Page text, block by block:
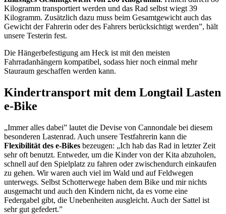
Kilogramm transportiert werden und das Rad selbst wiegt 39
Kilogramm. Zusätzlich dazu muss beim Gesamtgewicht auch das
Gewicht der Fahrerin oder des Fahrers berücksichtigt werden”, hält
unsere Testerin fest.
Die Hängerbefestigung am Heck ist mit den meisten
Fahrradanhängern kompatibel, sodass hier noch einmal mehr
Stauraum geschaffen werden kann.
Kindertransport mit dem Longtail Lasten
e-Bike
„Immer alles dabei” lautet die Devise von Cannondale bei diesem
besonderen Lastenrad. Auch unsere Testfahrerin kann die
Flexibilität des e-Bikes bezeugen: „Ich hab das Rad in letzter Zeit
sehr oft benutzt. Entweder, um die Kinder von der Kita abzuholen,
schnell auf den Spielplatz zu fahren oder zwischendurch einkaufen
zu gehen. Wir waren auch viel im Wald und auf Feldwegen
unterwegs. Selbst Schotterwege haben dem Bike und mir nichts
ausgemacht und auch den Kindern nicht, da es vorne eine
Federgabel gibt, die Unebenheiten ausgleicht. Auch der Sattel ist
sehr gut gefedert.”